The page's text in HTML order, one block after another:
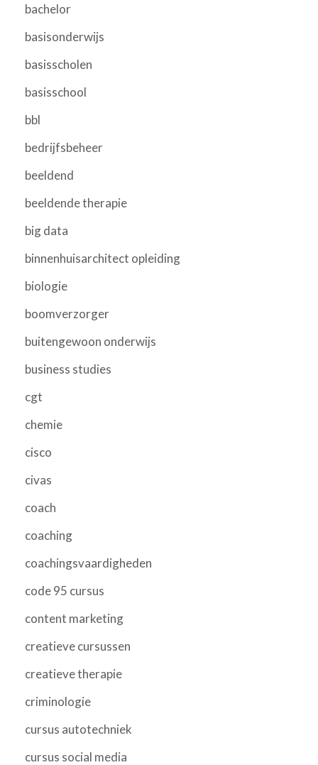
bachelor
basisonderwijs
basisscholen
basisschool
bbl
bedrijfsbeheer
beeldend
beeldende therapie
big data
binnenhuisarchitect opleiding
biologie
boomverzorger
buitengewoon onderwijs
business studies
cgt
chemie
cisco
civas
coach
coaching
coachingsvaardigheden
code 95 cursus
content marketing
creatieve cursussen
creatieve therapie
criminologie
cursus autotechniek
cursus social media